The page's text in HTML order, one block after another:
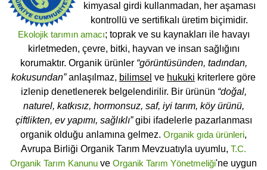
kimyasal girdi kullanmadan, her aşaması
kontrollü ve sertifikalı üretim biçimidir.
Ekolojik tarımın amacı; toprak ve su kaynakları ile havayı
kirletmeden, çevre, bitki, hayvan ve insan sağlığını
korumaktır. Organik ürünler “görüntüsünden, tadından,
kokusundan”anlaşılmaz, bilimsel ve hukuki kriterlere göre
izlenip denetlenerek belgelendirilir. Bir ürünün “doğal,
naturel, katkısız, hormonsuz, saf, iyi tarım, köy ürünü,
çiftlikten, ev yapımı, sağlıklı”gibi ifadelerle pazarlanması
organik olduğu anlamına gelmez. Organik gıda ürünleri,
Avrupa Birliği Organik Tarım Mevzuatıyla uyumlu, T.C.
Organik Tarım Kanunu ve Organik Tarım Yönetmeliği'ne uygun